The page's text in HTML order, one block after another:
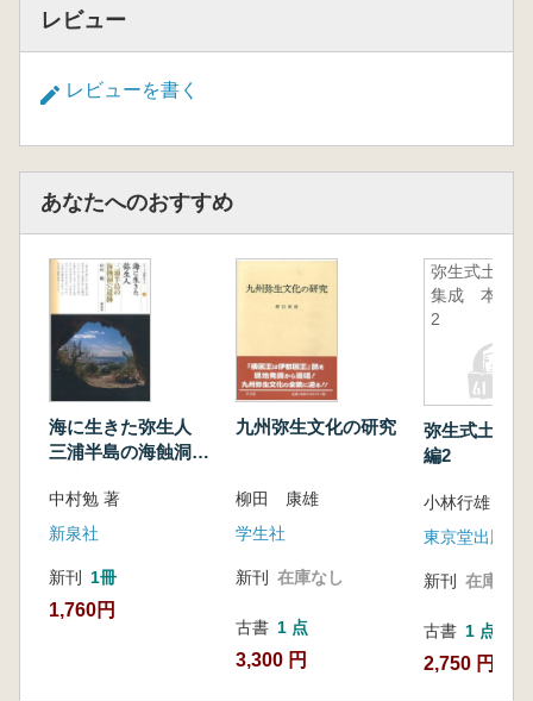
レビュー
レビューを書く
あなたへのおすすめ
海に生きた弥生人
三浦半島の海蝕洞穴
中村勉 著
新泉社
新刊 1冊
1,760円
九州弥生文化の研究
柳田 康雄
学生社
新刊 在庫なし
古書 1 点
3,300 円
弥生式土器
集成 本編
2
弥生式土器
編2
東京堂出版
新刊 在庫なし
古書 1 点
2,750 円